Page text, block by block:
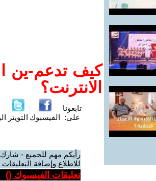
كيف تدعم-ين
الانترنت؟
تابعونا
على: الفيسبوك التويتر
رأيكم مهم للجميع -
للاطلاع وإضافة
تعليقات الفيسبوك ()